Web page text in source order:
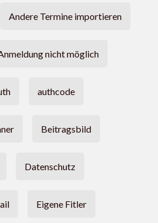
Andere Termine importieren
nicht möglich
authcode
Beitragsbild
Datenschutz
Eigene Fitler